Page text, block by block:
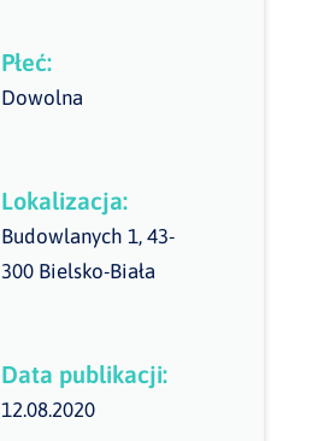
Płeć:
Dowolna
Lokalizacja:
Budowlanych 1, 43-
300 Bielsko-Biała
Data publikacji:
12.08.2020